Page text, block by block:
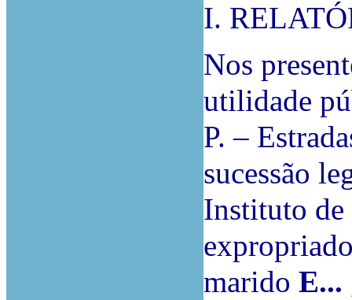
I.
Nos
utilidade
P. –
sucessão
Instituto de
marido E...